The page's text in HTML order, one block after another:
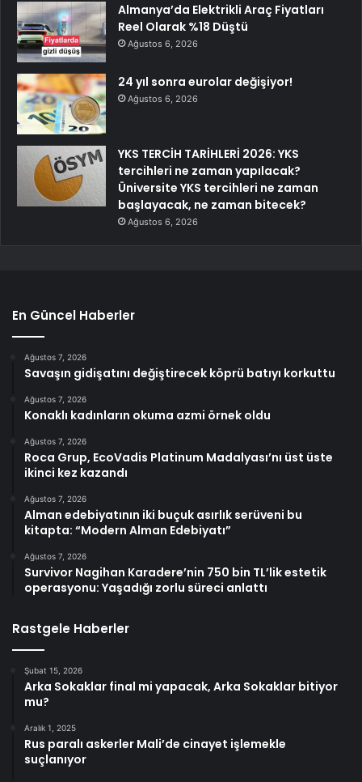
Almanya’da Elektrikli Araç Fiyatları
Reel Olarak %18 Düştü
Ağustos 6, 2026
24 yıl sonra eurolar değişiyor!
Ağustos 6, 2026
YKS TERCİH TARİHLERİ 2026: YKS
tercihleri ne zaman yapılacak?
Üniversite YKS tercihleri ne zaman
başlayacak, ne zaman bitecek?
Ağustos 6, 2026
En Güncel Haberler
Ağustos 7, 2026
Savaşın gidişatını değiştirecek köprü batıyı korkuttu
Ağustos 7, 2026
Konaklı kadınların okuma azmi örnek oldu
Ağustos 7, 2026
Roca Grup, EcoVadis Platinum Madalyası’nı üst üste
ikinci kez kazandı
Ağustos 7, 2026
Alman edebiyatının iki buçuk asırlık serüveni bu
kitapta: “Modern Alman Edebiyatı”
Ağustos 7, 2026
Survivor Nagihan Karadere’nin 750 bin TL’lik estetik
operasyonu: Yaşadığı zorlu süreci anlattı
Rastgele Haberler
Şubat 15, 2026
Arka Sokaklar final mi yapacak, Arka Sokaklar bitiyor
mu?
Aralık 1, 2025
Rus paralı askerler Mali’de cinayet işlemekle
suçlanıyor